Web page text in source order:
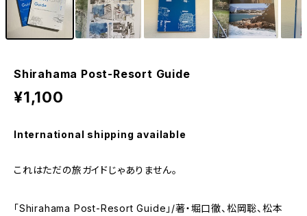
Shirahama Post-Resort Guide
¥1,100
International shipping available
これはただの旅ガイドじゃありません。
「Shirahama Post-Resort Guide」/著・堀口徹、松岡聡、松本